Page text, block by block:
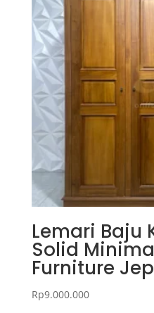
Lemari Baju
Solid
Furniture
Rp9.000.000